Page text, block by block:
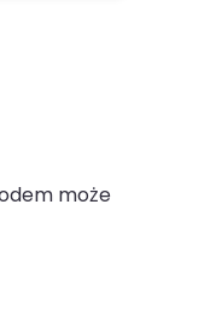
może